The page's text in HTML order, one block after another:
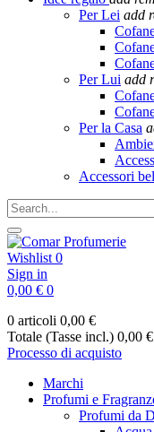
Per Lei add
Per Lui add
Per la Casa
Accessori
Wishlist 0
Sign in
0,00 € 0
0 articoli 0,00 €
Totale (Tasse incl.) 0,00 €
Processo di acquisto
Marchi
Profumi e
Profumi da